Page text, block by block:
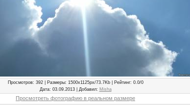
Просмотров: 392 | Размеры: 1500x1125px/73.7Kb | Рейтинг: 0.0/0
Дата: 03.09.2013 | Добавил: Misha
Просмотреть фотографию в реальном размере